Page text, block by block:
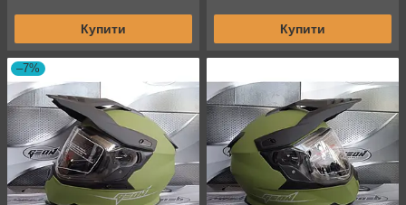
Купити Купити
–7%